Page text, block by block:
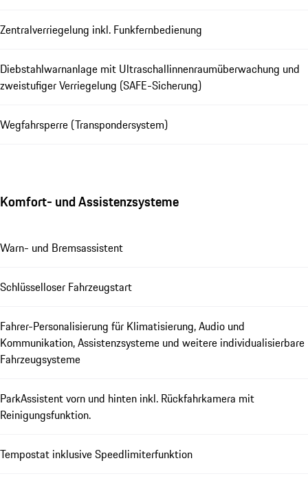
Zentralverriegelung inkl. Funkfernbedienung
Diebstahlwarnanlage mit UltraschalIinnenraumüberwachung und
zweistufiger Verriegelung (SAFE-Sicherung)
Wegfahrsperre (Transpondersystem)
Komfort- und Assistenzsysteme
Warn- und Bremsassistent
Schlüsselloser Fahrzeugstart
Fahrer-Personalisierung für Klimatisierung, Audio und
Kommunikation, Assistenzsysteme und weitere individualisierbare
Fahrzeugsysteme
ParkAssistent vorn und hinten inkl. Rückfahrkamera mit
Reinigungsfunktion.
Tempostat inklusive Speedlimiterfunktion